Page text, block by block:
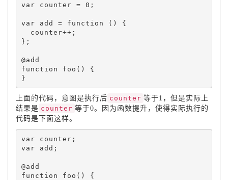
var counter = 0 ;
var add = function ( )
{
  counter
++ ;
} ;
function
foo ( )
{
}
上面的代码，意图是执行后 counter 等于1，但是实际上
结果是 counter 等于0。因为函数提升，使得实际执行的
代码是下面这样。
var counter ;
var add ;
function
foo ( ) {